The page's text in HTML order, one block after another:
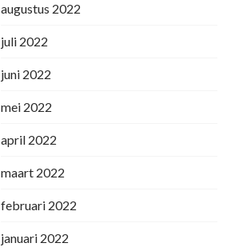
augustus 2022
juli 2022
juni 2022
mei 2022
april 2022
maart 2022
februari 2022
januari 2022